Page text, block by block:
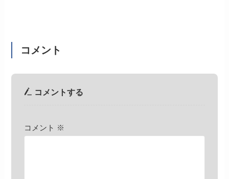
コメント
コメントする
コメント ※